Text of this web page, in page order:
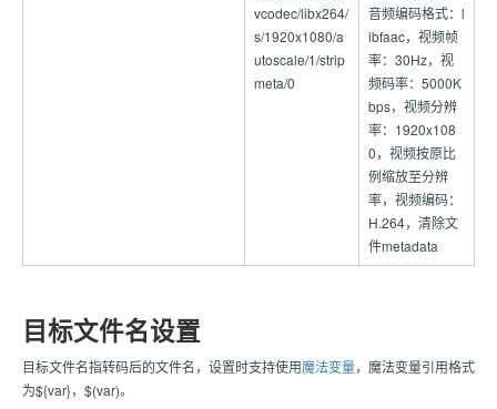
vcodec/libx264/
s/1920x1080/a
utoscale/1/strip
meta/0
音频编码格式：l
ibfaac，视频帧
率：30Hz，视
频码率：5000K
bps，视频分辨
率：1920x108
0，视频按原比
例缩放至分辨
率，视频编码：
H.264，清除文
件metadata
目标文件名设置
目标文件名指转码后的文件名，设置时支持使用魔法变量，魔法变量引用格式
为${var}，$(var)。